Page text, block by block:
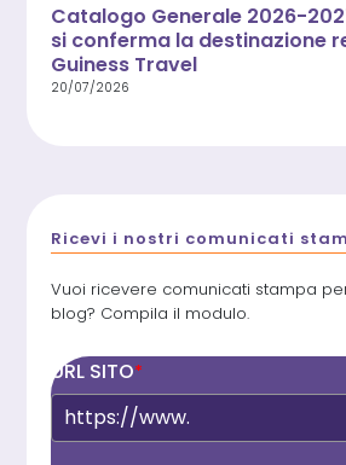
Catalogo Generale 2026-
si conferma la destinazione
Guiness Travel
20/07/2026
Ricevi i nostri comunicati
Vuoi ricevere comunicati stampa
blog? Compila il modulo.
URL SITO*